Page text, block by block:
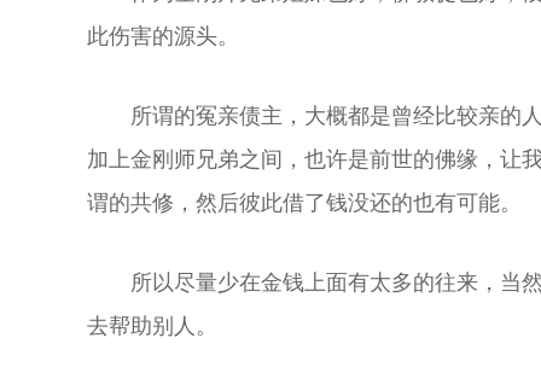
此伤害的源头。
所谓的冤亲债主，大概都是曾经比较亲的
加上金刚师兄弟之间，也许是前世的佛缘，让
谓的共修，然后彼此借了钱没还的也有可能。
所以尽量少在金钱上面有太多的往来，当
去帮助别人。